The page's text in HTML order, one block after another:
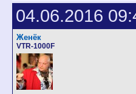
04.06.2016
Женёк
VTR-1000F